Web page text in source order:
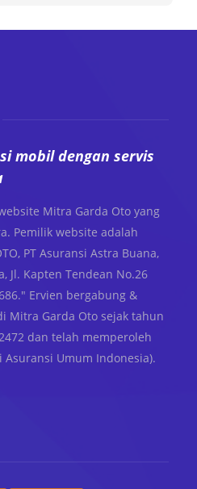
mobil dengan servis
Mitra Garda Oto yang
Pemilik website adalah
PT Asuransi Astra Buana,
Jl. Kapten Tendean No.26
Ervien bergabung &
Mitra Garda Oto sejak tahun
dan telah memperoleh
Asuransi Umum Indonesia).